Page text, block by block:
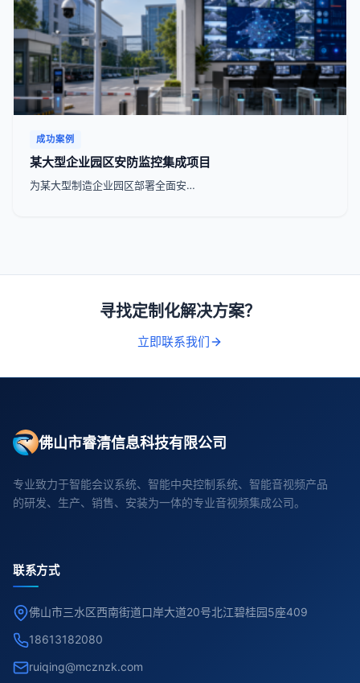
成功案例
某大型企业园区安防监控集成项目
为某大型制造企业园区部署全面安…
寻找定制化解决方案？
立即联系我们
佛山市睿清信息科技有限公司
专业致力于智能会议系统、智能中央控制系统、智能音视频产品
的研发、生产、销售、安装为一体的专业音视频集成公司。
联系方式
佛山市三水区西南街道口岸大道20号北江碧桂园5座409
18613182080
ruiqing@mcznzk.com